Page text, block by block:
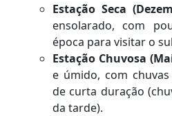
Estação Seca
ensolarado, com
época para visitar o
Estação Chuvosa
e úmido, com
de curta duração
da tarde).